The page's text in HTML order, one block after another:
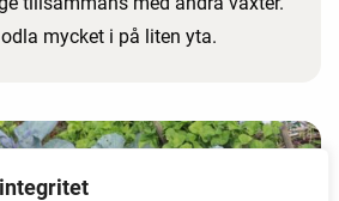
mycket i på liten yta.